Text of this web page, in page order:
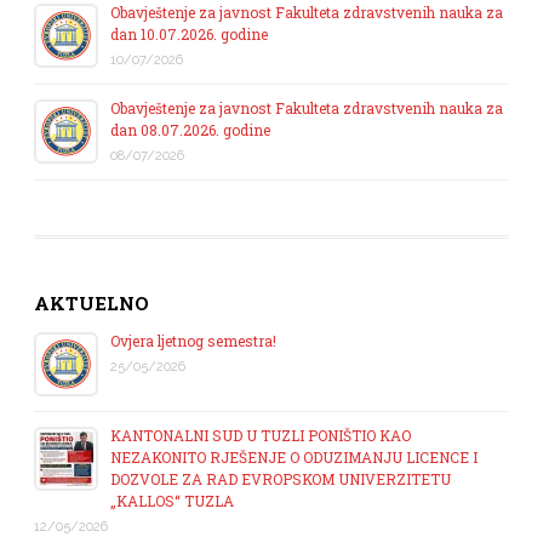
Obavještenje za javnost Fakulteta zdravstvenih nauka za
dan 10.07.2026. godine
10/07/2026
Obavještenje za javnost Fakulteta zdravstvenih nauka za
dan 08.07.2026. godine
08/07/2026
AKTUELNO
Ovjera ljetnog semestra!
25/05/2026
KANTONALNI SUD U TUZLI PONIŠTIO KAO
NEZAKONITO RJEŠENJE O ODUZIMANJU LICENCE I
DOZVOLE ZA RAD EVROPSKOM UNIVERZITETU
„KALLOS“ TUZLA
12/05/2026